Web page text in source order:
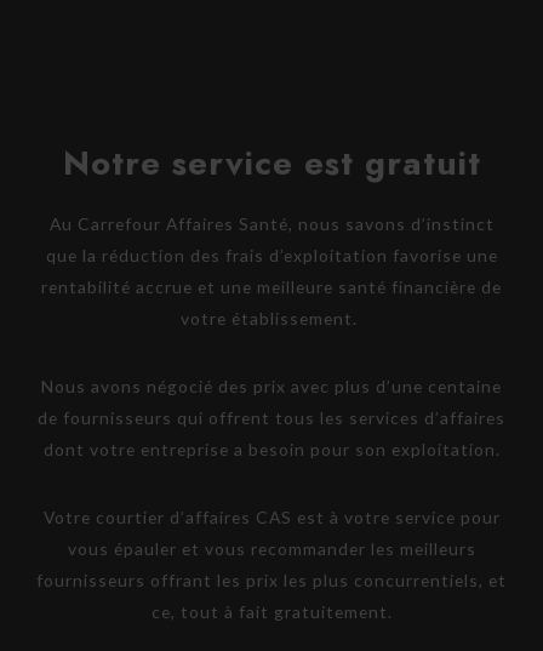
Notre service est gratuit
Au Carrefour Affaires Santé, nous savons d’instinct
que la réduction des frais d’exploitation favorise une
rentabilité accrue et une meilleure santé financière de
votre établissement.
Nous avons négocié des prix avec plus d’une centaine
de fournisseurs qui offrent tous les services d’affaires
dont votre entreprise a besoin pour son exploitation.
Votre courtier d’affaires CAS est à votre service pour
vous épauler et vous recommander les meilleurs
fournisseurs offrant les prix les plus concurrentiels, et
ce, tout à fait gratuitement.